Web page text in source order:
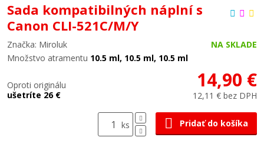
Sada kompatibilných náplní s
Canon CLI-521C/M/Y
Značka: Miroluk
NA SKLADE
Množstvo atramentu 10.5 ml, 10.5 ml, 10.5 ml
Oproti originálu
ušetríte 26 €
14,90 €
12,11 € bez DPH
ks Pridať do košíka